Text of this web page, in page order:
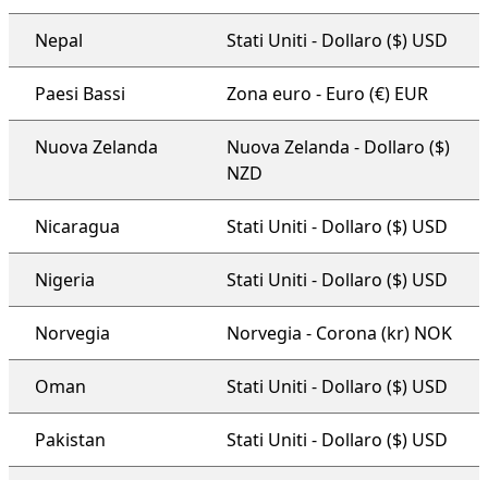
Nepal Stati Uniti - Dollaro ($) USD
Paesi Bassi Zona euro - Euro (€) EUR
Nuova Zelanda
Nuova Zelanda - Dollaro ($)
NZD
Nicaragua Stati Uniti - Dollaro ($) USD
Nigeria Stati Uniti - Dollaro ($) USD
Norvegia Norvegia - Corona (kr) NOK
Oman Stati Uniti - Dollaro ($) USD
Pakistan Stati Uniti - Dollaro ($) USD